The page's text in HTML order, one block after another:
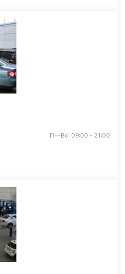
Пн-Вс: 09:00 - 21:00